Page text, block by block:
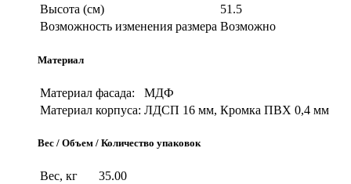
Высота (см)
51.5
Возможность изменения размера Возможно
Материал
Материал фасада:
МДФ
Материал корпуса: ЛДСП 16 мм, Кромка ПВХ 0,4 мм
Вес / Объем / Количество упаковок
Вес, кг
35.00